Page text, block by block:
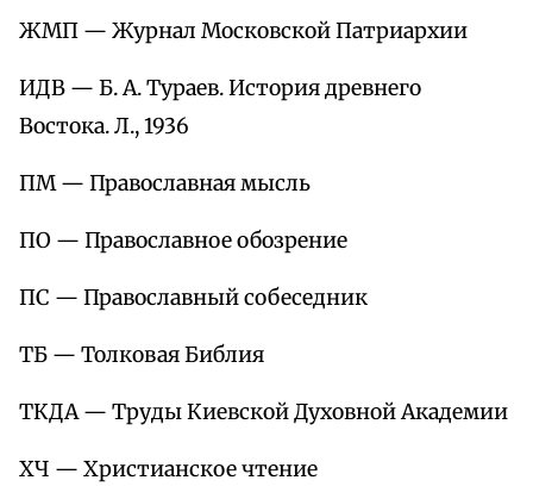
ЖМП — Журнал Московской Патриархии
ИДВ — Б. А. Тураев. История древнего
Востока. Л., 1936
ПМ — Православная мысль
ПО — Православное обозрение
ПС — Православный собеседник
ТБ — Толковая Библия
ТКДА — Труды Киевской Духовной Академии
ХЧ — Христианское чтение